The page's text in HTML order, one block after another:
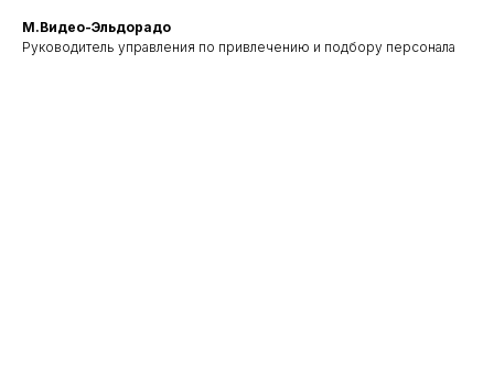
М.Видео-Эльдорадо
Руководитель управления по привлечению и подбору персонала